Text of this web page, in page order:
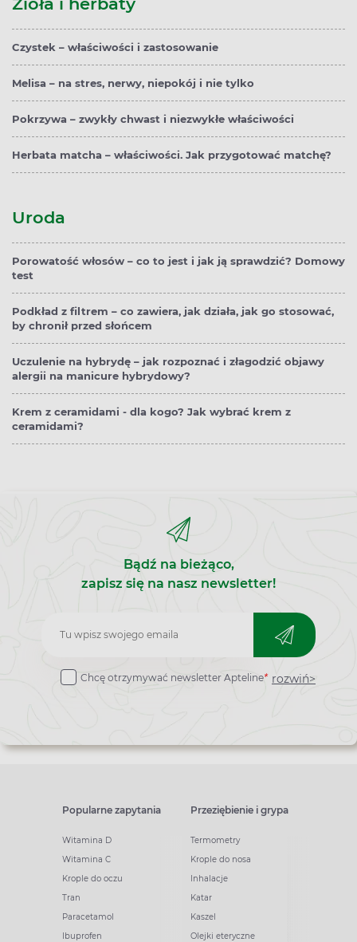
Czystek – właściwości i zastosowanie
Melisa – na stres, nerwy, niepokój i nie tylko
Pokrzywa – zwykły chwast i niezwykłe właściwości
Herbata matcha – właściwości. Jak przygotować matchę?
Uroda
Porowatość włosów – co to jest i jak ją sprawdzić? Domowy
test
Podkład z filtrem – co zawiera, jak działa, jak go stosować,
by chronił przed słońcem
Uczulenie na hybrydę – jak rozpoznać i złagodzić objawy
alergii na manicure hybrydowy?
Krem z ceramidami - dla kogo? Jak wybrać krem z
ceramidami?
Bądź na bieżąco,
zapisz się na nasz newsletter!
Zapisz
Chcę otrzymywać newsletter Apteline* rozwiń>
Popularne zapytania
Witamina D
Witamina C
Krople do oczu
Tran
Paracetamol
Ibuprofen
Przeziębienie i grypa
Termometry
Krople do nosa
Inhalacje
Katar
Kaszel
Olejki eteryczne